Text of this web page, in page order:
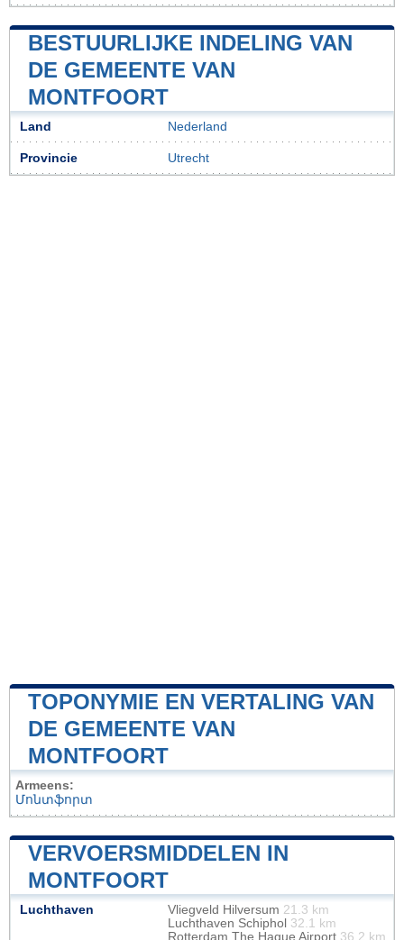
BESTUURLIJKE INDELING VAN
DE GEMEENTE VAN
MONTFOORT
Land Nederland
Provincie Utrecht
TOPONYMIE EN VERTALING VAN
DE GEMEENTE VAN
MONTFOORT
Armeens:
Մոնտֆորտ
VERVOERSMIDDELEN IN
MONTFOORT
Luchthaven Vliegveld Hilversum 21.3 km
Luchthaven Schiphol 32.1 km
Rotterdam The Hague Airport 36.2 km